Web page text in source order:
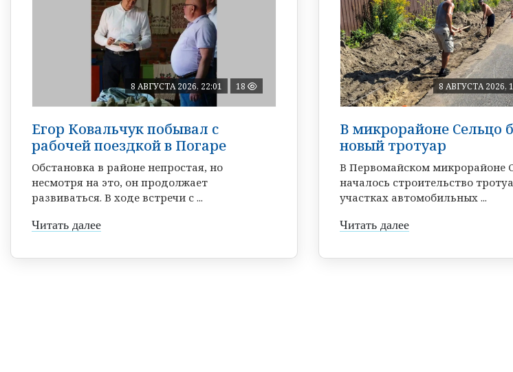
8 АВГУСТА 2026, 22:01 18
Егор Ковальчук побывал с
рабочей поездкой в Погаре
Обстановка в районе непростая, но
несмотря на это, он продолжает
развиваться. В ходе встречи с ...
Читать далее
8 АВГУСТА 2026,
В микрорайоне Сельцо
новый тротуар
В Первомайском микрорайоне
началось строительство
участках автомобильных ...
Читать далее